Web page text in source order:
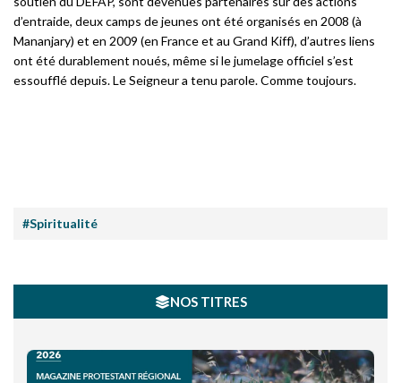
d’entraide, deux camps de jeunes ont été organisés en 2008 (à
Mananjary) et en 2009 (en France et au Grand Kiff), d’autres liens
ont été durablement noués, même si le jumelage officiel s’est
essoufflé depuis. Le Seigneur a tenu parole. Comme toujours.
#Spiritualité
NOS TITRES